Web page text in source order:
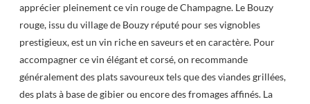
apprécier pleinement ce vin rouge de Champagne. Le Bouzy
rouge, issu du village de Bouzy réputé pour ses vignobles
prestigieux, est un vin riche en saveurs et en caractère. Pour
accompagner ce vin élégant et corsé, on recommande
généralement des plats savoureux tels que des viandes grillées,
des plats à base de gibier ou encore des fromages affinés. La